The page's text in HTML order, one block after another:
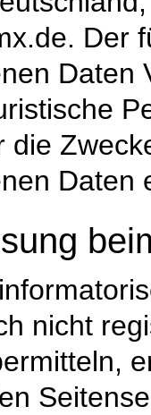
Der
Daten
die
Daten
nicht